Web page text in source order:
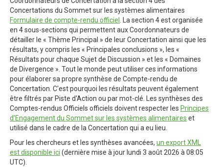
Concertations du Sommet sur les systèmes alimentaires
Formulaire de compte-rendu officiel
. La section 4 est organisée
en 4 sous-sections qui permettent aux Coordonnateurs de
détailler le « Thème Principal » de leur Concertation ainsi que les
résultats, y compris les « Principales conclusions », les «
Résultats pour chaque Sujet de Discussion » et les « Domaines
de Divergence ». Tout le monde peut utiliser ces informations
pour élaborer sa propre synthèse de Compte-rendu de
Concertation. C'est pourquoi les résultats peuvent également
être filtrés par Piste d'Action ou par mot-clé. Les synthèses des
Comptes-rendus Officiels officiels doivent respecter les Principes
d'Engagement du Sommet sur les systèmes alimentaires et
utilisé dans le cadre de la Concertation qui a eu lieu.
Pour les chercheurs et les synthèses avancées, un export XML
est disponible ici (dernière mise à jour lundi 3 août 2026 à 08:05
UTC).